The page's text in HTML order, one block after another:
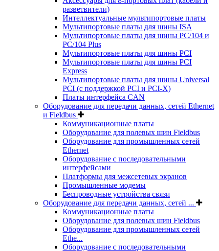
разветвители)
Интеллектуальные мультипортовые платы
Мультипортовые платы для шины ISA
Мультипортовые платы для шины PC/104 и
PC/104 Plus
Мультипортовые платы для шины PCI
Мультипортовые платы для шины PCI
Express
Мультипортовые платы для шины Universal
PCI (с поддержкой PCI и PCI-X)
Платы интерфейса CAN
Оборудование для передачи данных, сетей Ethernet
и Fieldbus
Коммуникационные платы
Оборудование для полевых шин Fieldbus
Оборудование для промышленных сетей
Ethernet
Оборудование с последовательными
интерфейсами
Платформы для межсетевых экранов
Промышленные модемы
Беспроводные устройства связи
Оборудование для передачи данных, сетей ...
Коммуникационные платы
Оборудование для полевых шин Fieldbus
Оборудование для промышленных сетей
Ethe...
Оборудование с последовательными